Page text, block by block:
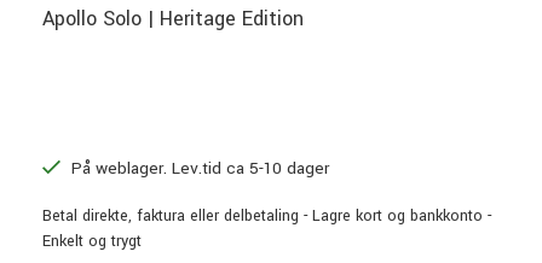
Apollo Solo | Heritage Edition
På weblager. Lev.tid ca 5-10 dager
Betal direkte, faktura eller delbetaling - Lagre kort og bankkonto -
Enkelt og trygt